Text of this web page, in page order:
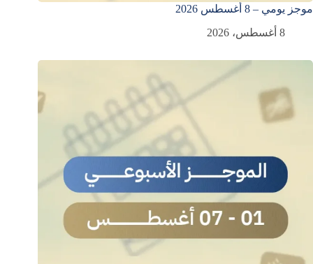
موجز يومي – 8 أغسطس 2026
8 أغسطس، 2026